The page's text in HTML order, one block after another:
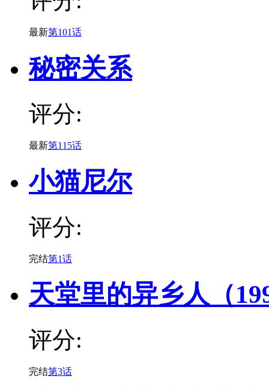
最新第101话
秘密关系
评分:
最新第115话
小猫尼尔
评分:
完结第1话
天堂里的异乡人（
评分:
完结第3话